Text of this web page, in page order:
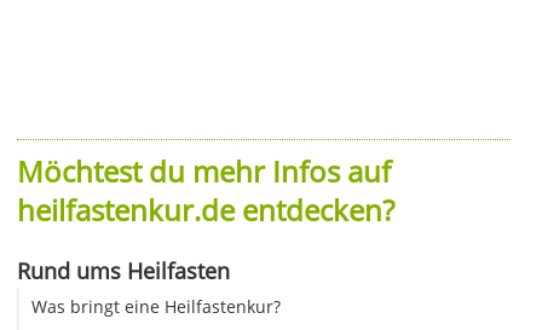
Möchtest du mehr Infos auf
heilfastenkur.de entdecken?
Rund ums Heilfasten
Was bringt eine Heilfastenkur?